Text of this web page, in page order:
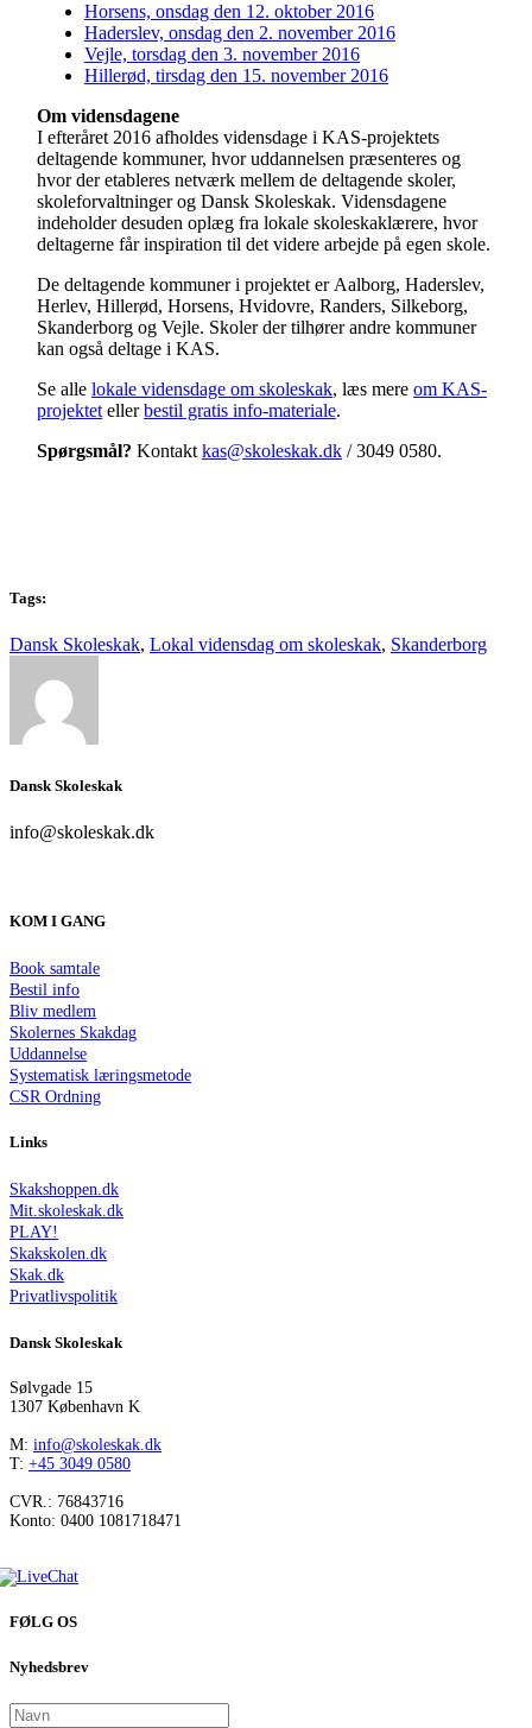
Horsens, onsdag den 12. oktober 2016
Haderslev, onsdag den 2. november 2016
Vejle, torsdag den 3. november 2016
Hillerød, tirsdag den 15. november 2016
Om vidensdagene
I efteråret 2016 afholdes vidensdage i KAS-projektets
deltagende kommuner, hvor uddannelsen præsenteres og
hvor der etableres netværk mellem de deltagende skoler,
skoleforvaltninger og Dansk Skoleskak. Vidensdagene
indeholder desuden oplæg fra lokale skoleskaklærere, hvor
deltagerne får inspiration til det videre arbejde på egen skole.
De deltagende kommuner i projektet er Aalborg, Haderslev,
Herlev, Hillerød, Horsens, Hvidovre, Randers, Silkeborg,
Skanderborg og Vejle. Skoler der tilhører andre kommuner
kan også deltage i KAS.
Se alle lokale vidensdage om skoleskak, læs mere om KAS-
projektet ellerbestil gratis info-materiale.
Spørgsmål? Kontakt kas@skoleskak.dk / 3049 0580.
Tags:
Dansk Skoleskak, Lokal vidensdag om skoleskak, Skanderborg
Dansk Skoleskak
info@skoleskak.dk
KOM I GANG
Book samtale
Bestil info
Bliv medlem
Skolernes Skakdag
Uddannelse
Systematisk læringsmetode
CSR Ordning
Links
Skakshoppen.dk
Mit.skoleskak.dk
PLAY!
Skakskolen.dk
Skak.dk
Privatlivspolitik
Dansk Skoleskak
Sølvgade 15
1307 København K
M: info@skoleskak.dk
T: +45 3049 0580
CVR.: 76843716
Konto: 0400 1081718471
FØLG OS
Nyhedsbrev